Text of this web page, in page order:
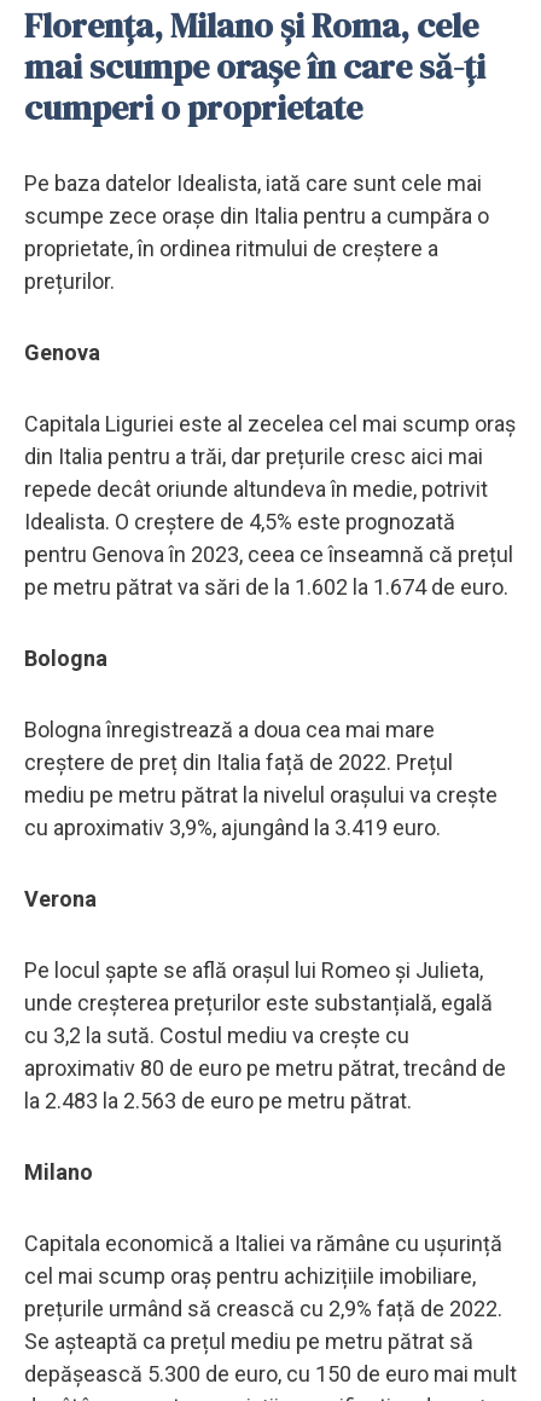
Florența, Milano și Roma, cele
mai scumpe orașe în care să-ți
cumperi o proprietate
Pe baza datelor Idealista, iată care sunt cele mai
scumpe zece orașe din Italia pentru a cumpăra o
proprietate, în ordinea ritmului de creștere a
prețurilor.
Genova
Capitala Liguriei este al zecelea cel mai scump oraș
din Italia pentru a trăi, dar prețurile cresc aici mai
repede decât oriunde altundeva în medie, potrivit
Idealista. O creștere de 4,5% este prognozată
pentru Genova în 2023, ceea ce înseamnă că prețul
pe metru pătrat va sări de la 1.602 la 1.674 de euro.
Bologna
Bologna înregistrează a doua cea mai mare
creștere de preț din Italia față de 2022. Prețul
mediu pe metru pătrat la nivelul orașului va crește
cu aproximativ 3,9%, ajungând la 3.419 euro.
Verona
Pe locul șapte se află orașul lui Romeo și Julieta,
unde creșterea prețurilor este substanțială, egală
cu 3,2 la sută. Costul mediu va crește cu
aproximativ 80 de euro pe metru pătrat, trecând de
la 2.483 la 2.563 de euro pe metru pătrat.
Milano
Capitala economică a Italiei va rămâne cu ușurință
cel mai scump oraș pentru achizițiile imobiliare,
prețurile urmând să crească cu 2,9% față de 2022.
Se așteaptă ca prețul mediu pe metru pătrat să
depășească 5.300 de euro, cu 150 de euro mai mult